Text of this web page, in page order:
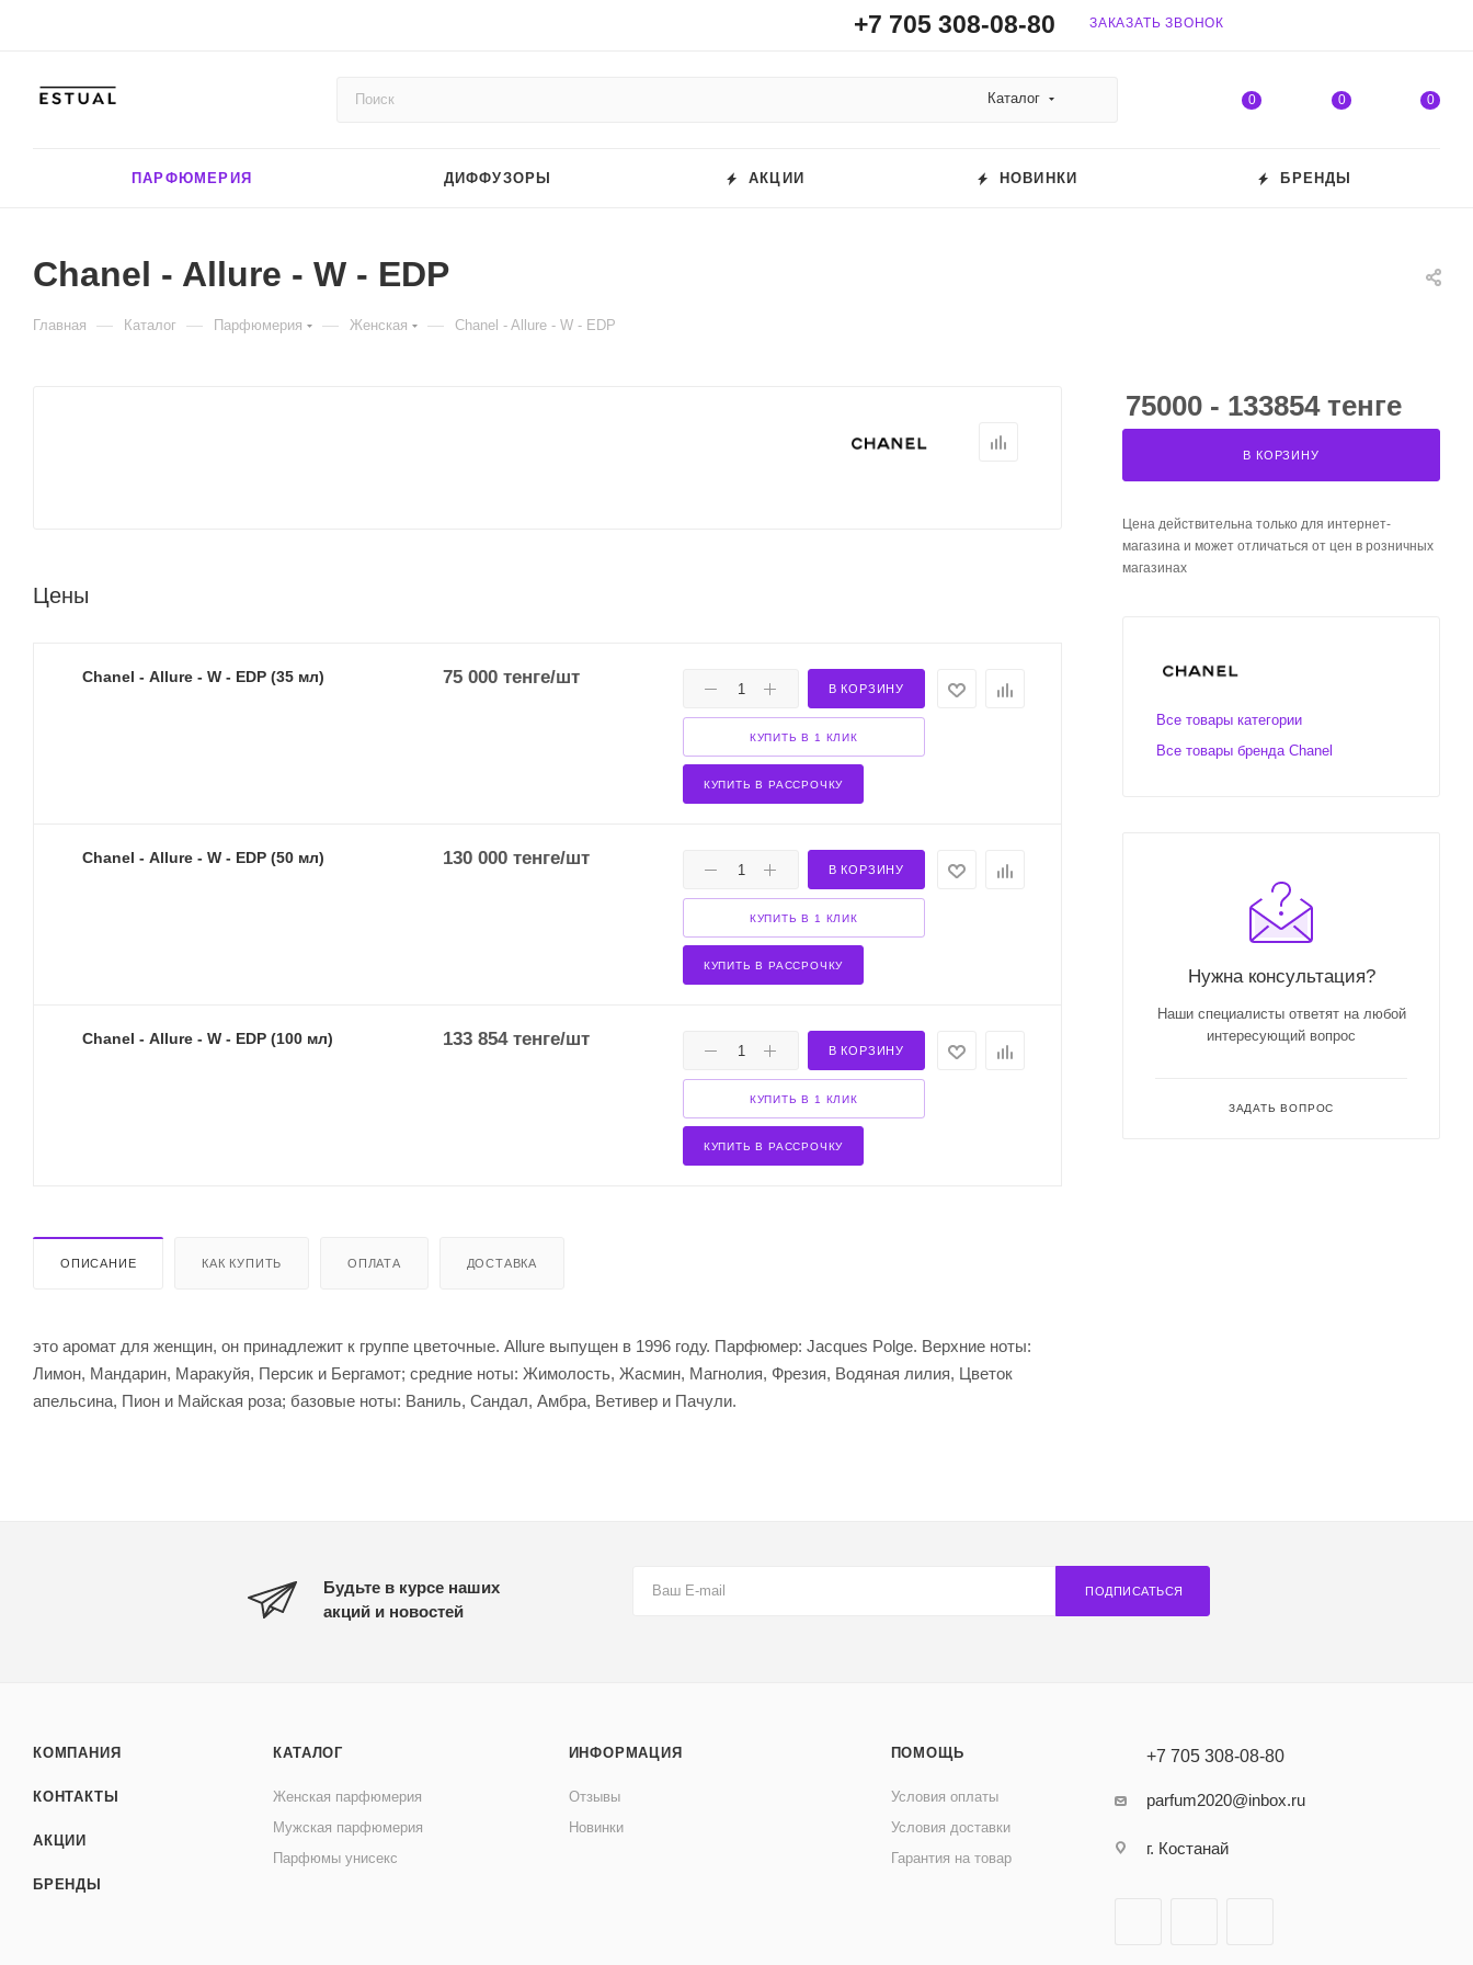
+7 705 308-08-80 ЗАКАЗАТЬ ЗВОНОК
Каталог 0 0 0
ПАРФЮМЕРИЯ ДИФФУЗОРЫ АКЦИИ НОВИНКИ БРЕНДЫ
Chanel - Allure - W - EDP
Главная — Каталог — Парфюмерия — Женская — Chanel - Allure - W - EDP
Цены
Chanel - Allure - W - EDP (35 мл) 75 000тенге/шт
В КОРЗИНУ
КУПИТЬ В 1 КЛИК
КУПИТЬ В РАССРОЧКУ
Chanel - Allure - W - EDP (50 мл) 130 000тенге/шт
В КОРЗИНУ
КУПИТЬ В 1 КЛИК
КУПИТЬ В РАССРОЧКУ
Chanel - Allure - W - EDP (100 мл) 133 854тенге/шт
В КОРЗИНУ
КУПИТЬ В 1 КЛИК
КУПИТЬ В РАССРОЧКУ
ОПИСАНИЕ КАК КУПИТЬ ОПЛАТА ДОСТАВКА
это аромат для женщин, он принадлежит к группе цветочные. Allure выпущен в 1996 году. Парфюмер: Jacques Polge. Верхние ноты:
Лимон, Мандарин, Маракуйя, Персик и Бергамот; средние ноты: Жимолость, Жасмин, Магнолия, Фрезия, Водяная лилия, Цветок
апельсина, Пион и Майская роза; базовые ноты: Ваниль, Сандал, Амбра, Ветивер и Пачули.
75000 - 133854 тенге
В КОРЗИНУ
Цена действительна только для интернет-
магазина и может отличаться от цен в розничных
магазинах
Все товары категории
Все товары бренда Chanel
Нужна консультация?
Наши специалисты ответят на любой
интересующий вопрос
ЗАДАТЬ ВОПРОС
Будьте в курсе наших
акций и новостей
ПОДПИСАТЬСЯ
КОМПАНИЯ
КОНТАКТЫ
АКЦИИ
БРЕНДЫ
КАТАЛОГ
Женская парфюмерия
Мужская парфюмерия
Парфюмы унисекс
ИНФОРМАЦИЯ
Отзывы
Новинки
ПОМОЩЬ
Условия оплаты
Условия доставки
Гарантия на товар
+7 705 308-08-80
parfum2020@inbox.ru
г. Костанай